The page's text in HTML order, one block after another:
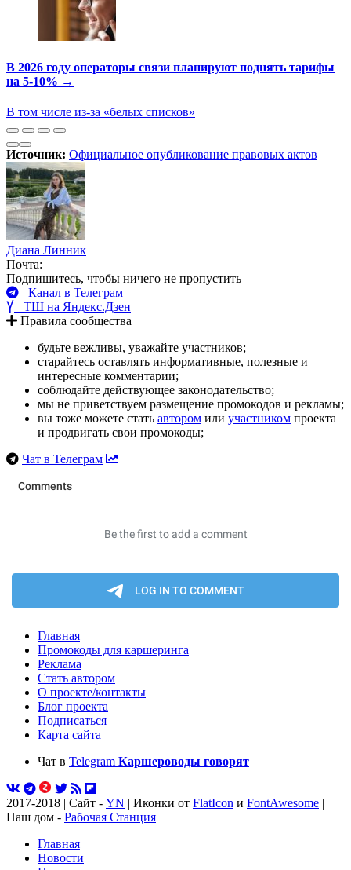
В 2026 году операторы связи планируют поднять тарифы
на 5-10% →
В том числе из-за «белых списков»
Источник: Официальное опубликование правовых актов
Диана Линник
Почта:
Подпишитесь, чтобы ничего не пропустить
Канал в Телеграм
ТШ на Яндекс.Дзен
Правила сообщества
будьте вежливы, уважайте участников;
старайтесь оставлять информативные, полезные и
интересные комментарии;
соблюдайте действующее законодательство;
мы не приветствуем размещение промокодов и рекламы;
вы тоже можете стать автором или участником проекта
и продвигать свои промокоды;
Чат в Телеграм
Главная
Промокоды для каршеринга
Реклама
Стать автором
О проекте/контакты
Блог проекта
Подписаться
Карта сайта
Чат в Telegram Каршероводы говорят
2017-2018 | Сайт - YN | Иконки от FlatIcon и FontAwesome |
Наш дом - Рабочая Станция
Главная
Новости